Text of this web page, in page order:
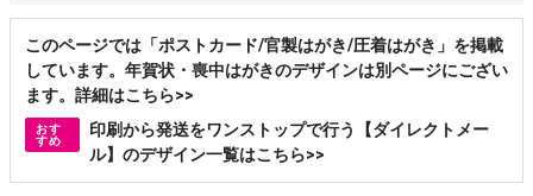
このページでは「ポストカード/官製はがき/圧着はがき」を掲載
しています。年賀状・喪中はがきのデザインは別ページにござい
ます。詳細はこちら>>
おす
すめ
印刷から発送をワンストップで行う【ダイレクトメー
ル】のデザイン一覧はこちら>>